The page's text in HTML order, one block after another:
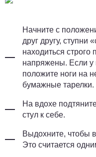
Начните с
друг другу, ступни
находиться
напряжены. Если у
положите ноги на
бумажные тарелки.
На вдохе
стул к себе.
Выдохните, чтобы
Это считается